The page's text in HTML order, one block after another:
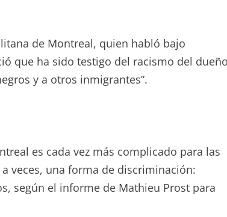
de Montreal, quien habló bajo
que ha sido testigo del racismo del
y a otros inmigrantes”.
es cada vez más complicado para las
veces, una forma de discriminación:
según el informe de Mathieu Prost para